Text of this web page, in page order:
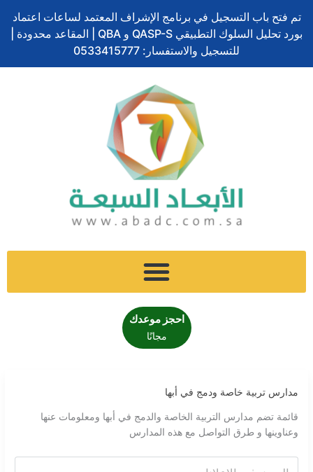
إلى
المحتوى
تم فتح باب التسجيل في برنامج الإشراف المعتمد لساعات اعتماد
بورد تحليل السلوك التطبيقي QASP-S و QBA | المقاعد محدودة |
للتسجيل والاستفسار: 0533415777
احجز موعدك
مجانًا
مدارس تربية خاصة ودمج في أبها
قائمة تضم مدارس التربية الخاصة والدمج في أبها ومعلومات عنها
وعناوينها و طرق التواصل مع هذه المدارس